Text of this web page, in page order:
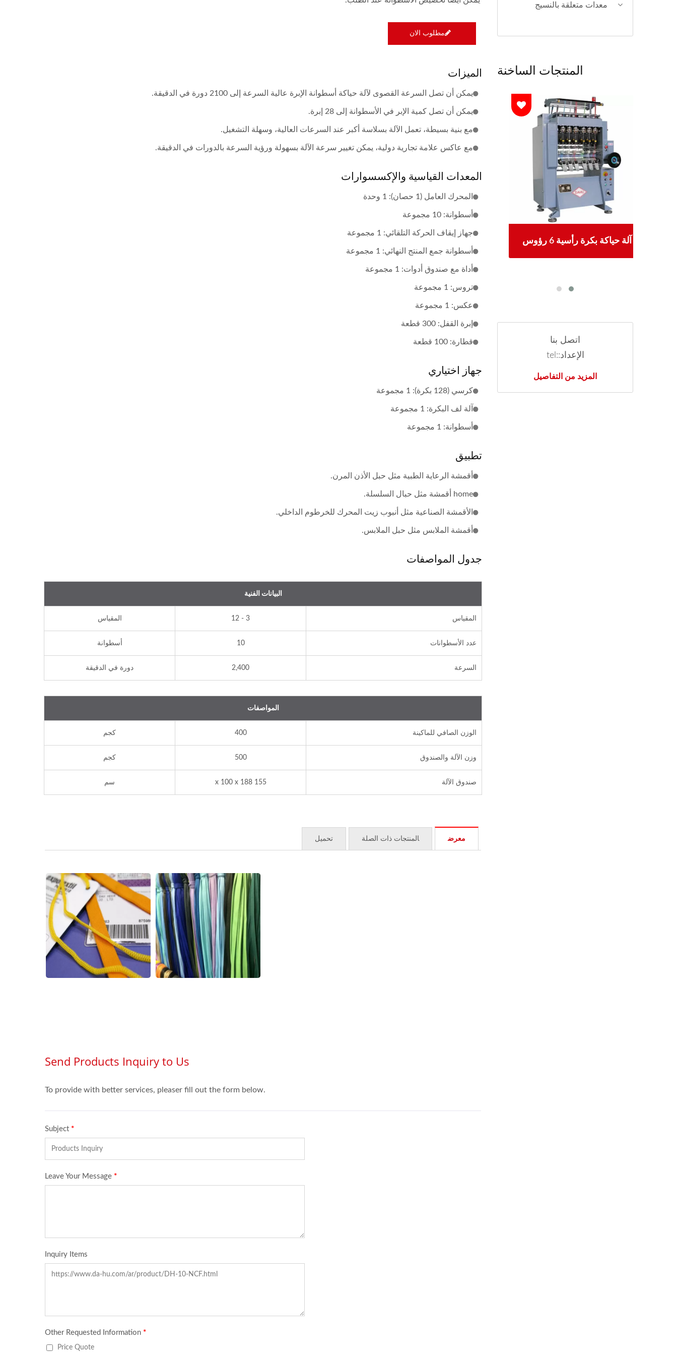
مطلوب الان
الميزات
يمكن أن تصل السرعة القصوى لآلة حياكة أسطوانة الإبرة عالية السرعة إلى 2100 دورة في الدقيقة.
يمكن أن تصل كمية الإبر في الأسطوانة إلى 28 إبرة.
مع بنية بسيطة، تعمل الآلة بسلاسة أكبر عند السرعات العالية، وسهلة التشغيل.
مع عاكس علامة تجارية دولية، يمكن تغيير سرعة الآلة بسهولة ورؤية السرعة بالدورات في الدقيقة.
المعدات القياسية والإكسسوارات
المحرك العامل (1 حصان): 1 وحدة
أسطوانة: 10 مجموعة
جهاز إيقاف الحركة التلقائي: 1 مجموعة
أسطوانة جمع المنتج النهائي: 1 مجموعة
أداة مع صندوق أدوات: 1 مجموعة
تروس: 1 مجموعة
عكس: 1 مجموعة
إبرة القفل: 300 قطعة
قطارة: 100 قطعة
جهاز اختياري
كرسي (128 بكرة): 1 مجموعة
آلة لف البكرة: 1 مجموعة
أسطوانة: 1 مجموعة
تطبيق
أقمشة الرعاية الطبية مثل حبل الأذن المرن.
home أقمشة مثل حبال السلسلة.
الأقمشة الصناعية مثل أنبوب زيت المحرك للخرطوم الداخلي.
أقمشة الملابس مثل حبل الملابس.
جدول المواصفات
البيانات الفنية
المقياس 3 - 12 المقياس
عدد الأسطوانات 10 أسطوانة
السرعة 2,400 دورة في الدقيقة
المواصفات
الوزن الصافي للماكينة 400 كجم
وزن الآلة والصندوق 500 كجم
صندوق الآلة 155 x 100 x 188 سم
معرض المنتجات ذات الصلة تحميل
معدات متعلقة بالنسيج
المنتجات الساخنة
بوصة
آلة حياكة بكرة رأسية 6 رؤوس
اتصل بنا
الإعداد::tel
المزيد من التفاصيل